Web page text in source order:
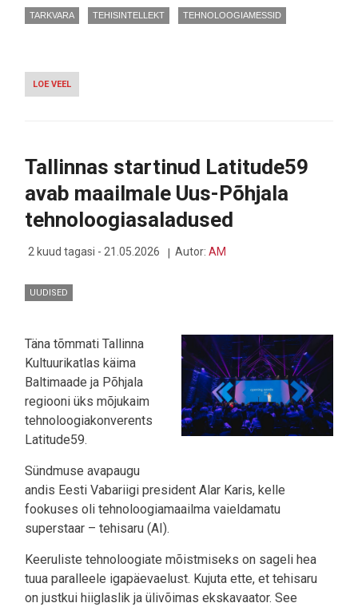
TARKVARA TEHISINTELLEKT TEHNOLOOGIAMESSID
LOE VEEL
GOOGLE
TEHISARUST
PRILLIDE
ISESEISVATE
AGENTIDE
AJASTUSSE
Tallinnas startinud Latitude59
avab maailmale Uus-Põhjala
tehnoloogiasaladused
2 kuud tagasi - 21.05.2026 Autor: AM
UUDISED
Täna tõmmati Tallinna
Kultuurikatlas käima
Baltimaade ja Põhjala
regiooni üks mõjukaim
tehnoloogiakonverents
Latitude59.
Sündmuse avapaugu
andis Eesti Vabariigi president Alar Karis, kelle
fookuses oli tehnoloogiamaailma vaieldamatu
superstaar – tehisaru (AI).
Keeruliste tehnoloogiate mõistmiseks on sageli hea
tuua paralleele igapäevaelust. Kujuta ette, et tehisaru
on justkui hiiglaslik ja ülivõimas ekskavaator. See